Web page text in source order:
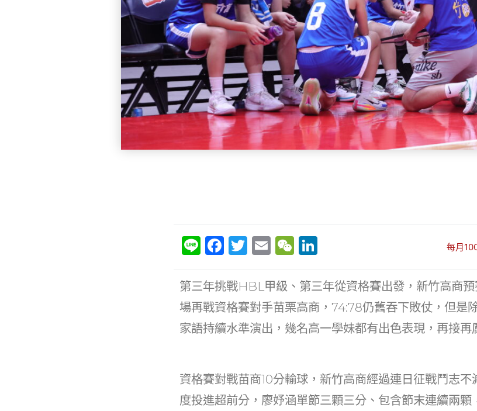
Li
e
F
c
e
b
o
k
T
itt
er
E
ai
l
W
C
h
at
k
e
dI
n
每月
第三年挑戰HBL甲級、第三年從資格賽出發，新竹高商
場再戰資格賽對手苗栗高商，74:78仍舊吞下敗仗，但是
家語持續水準演出，幾名高一學妹都有出色表現，再接再
資格賽對戰苗商10分輸球，新竹高商經過連日征戰鬥志
度投進超前分，廖妤涵單節三顆三分、包含節末連續兩